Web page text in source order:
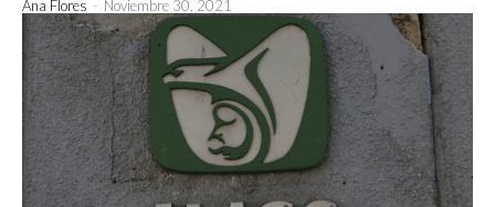
Ana Flores - Noviembre 30, 2021